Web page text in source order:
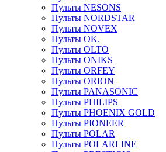
Пульты NESONS
Пульты NORDSTAR
Пульты NOVEX
Пульты OK.
Пульты OLTO
Пульты ONIKS
Пульты ORFEY
Пульты ORION
Пульты PANASONIC
Пульты PHILIPS
Пульты PHOENIX GOLD
Пульты PIONEER
Пульты POLAR
Пульты POLARLINE